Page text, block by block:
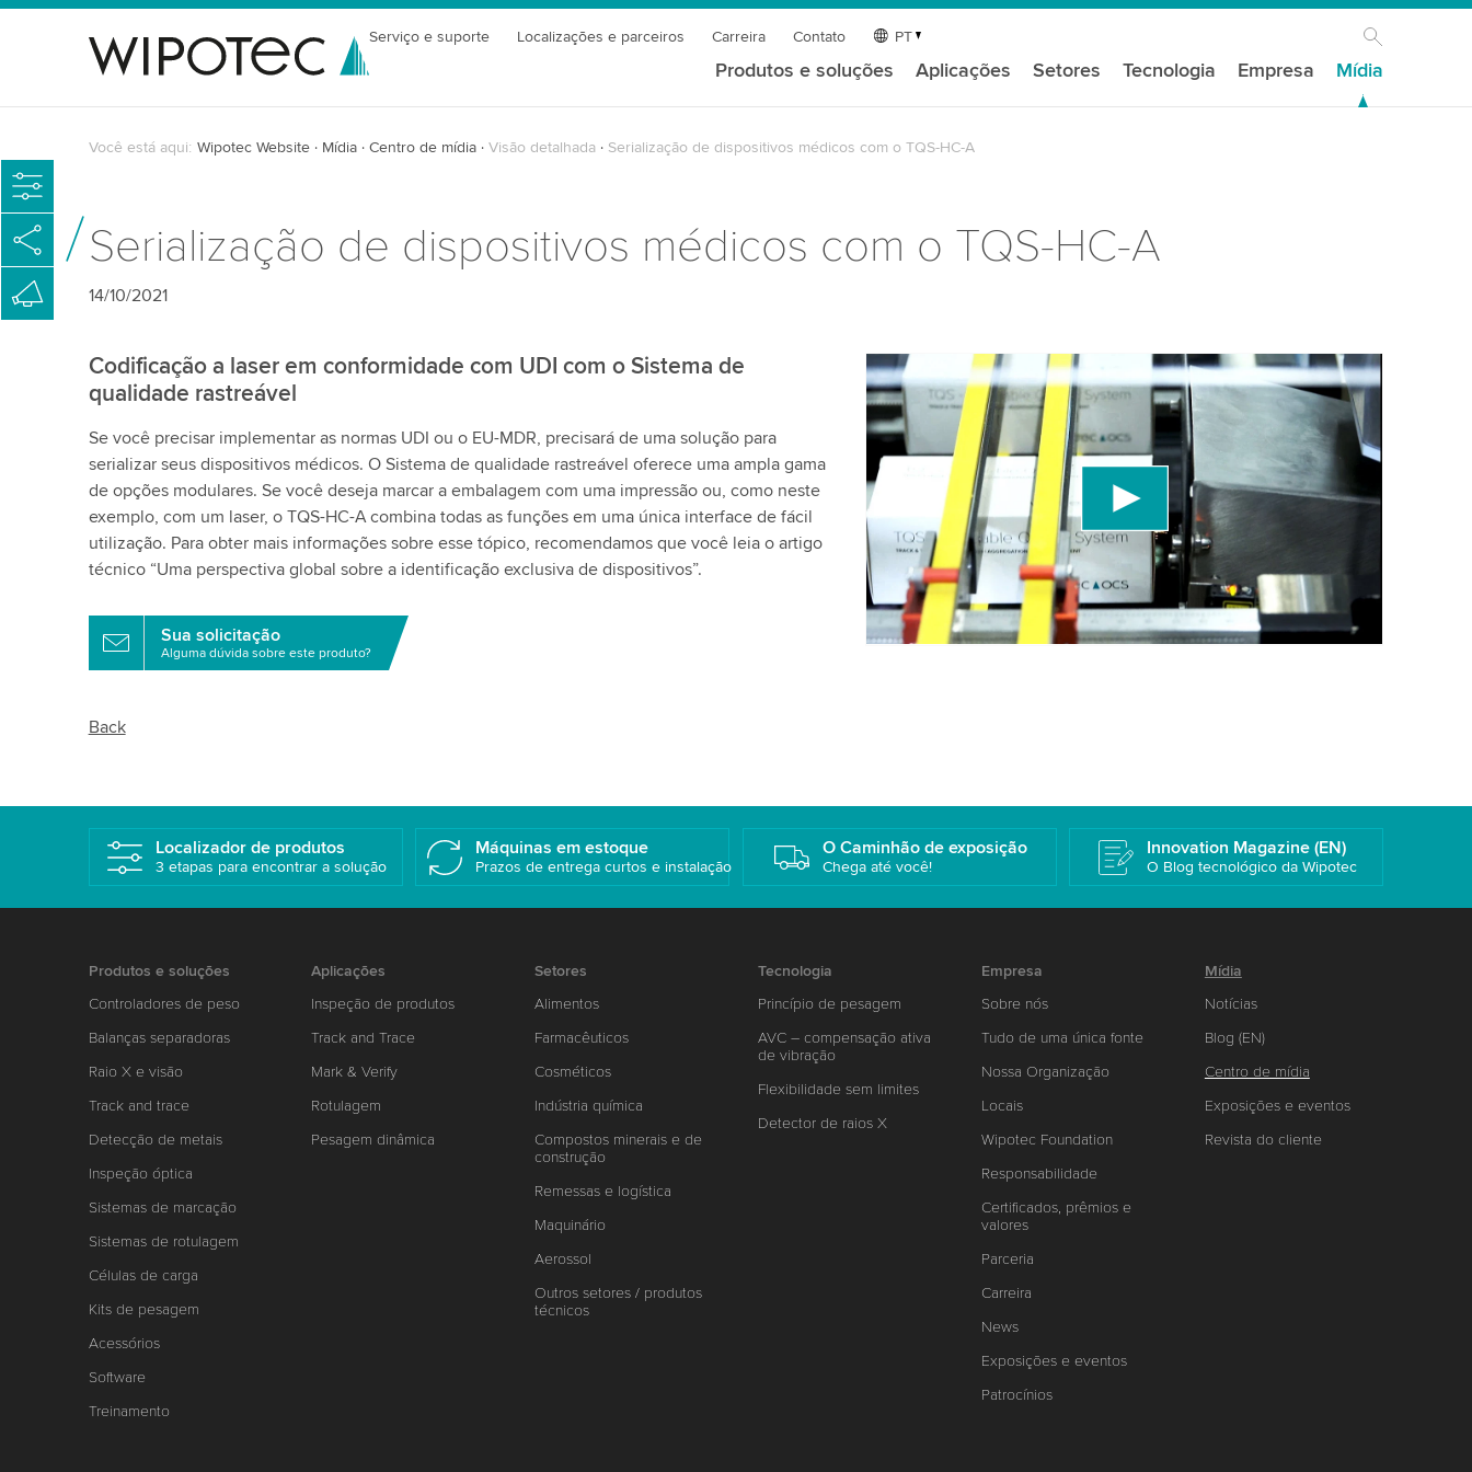
Serviço e suporte Localizações e parceiros Carreira Contato PT
Produtos e soluções Aplicações Setores Tecnologia Empresa Mídia
Você está aqui: Wipotec Website Mídia Centro de mídia Visão detalhada Serialização de dispositivos médicos com o TQS-HC-A
Serialização de dispositivos médicos com o TQS-HC-A
14/10/2021
Precisamos do seu consentimento para carregar o
serviço de vídeo do YouTube!
Utilizamos um serviço de terceiros para incorporar conteúdo
de vídeo que pode coletar dados sobre sua atividade. Por
favor, reveja os detalhes e aceite o serviço para assistir a
este vídeo.
Aceitar Mais informações
Codificação a laser em conformidade com UDI com o Sistema de
qualidade rastreável
Se você precisar implementar as normas UDI ou o EU-MDR, precisará de uma solução para
serializar seus dispositivos médicos. O Sistema de qualidade rastreável oferece uma ampla gama
de opções modulares. Se você deseja marcar a embalagem com uma impressão ou, como neste
exemplo, com um laser, o TQS-HC-A combina todas as funções em uma única interface de fácil
utilização. Para obter mais informações sobre esse tópico, recomendamos que você leia o artigo
técnico “Uma perspectiva global sobre a identificação exclusiva de dispositivos”.
Sua solicitação
Alguma dúvida sobre este produto?
Back
Localizador de produtos
3 etapas para encontrar a solução
Máquinas em estoque
Prazos de entrega curtos e instalação
O Caminhão de exposição
Chega até você!
Innovation Magazine (EN)
O Blog tecnológico da Wipotec
Produtos e soluções
Controladores de peso
Balanças separadoras
Raio X e visão
Track and trace
Detecção de metais
Inspeção óptica
Sistemas de marcação
Sistemas de rotulagem
Células de carga
Kits de pesagem
Acessórios
Software
Treinamento
Aplicações
Inspeção de produtos
Track and Trace
Mark & Verify
Rotulagem
Pesagem dinâmica
Setores
Alimentos
Farmacêuticos
Cosméticos
Indústria química
Compostos minerais e de
construção
Remessas e logística
Maquinário
Aerossol
Outros setores / produtos
técnicos
Tecnologia
Princípio de pesagem
AVC – compensação ativa
de vibração
Flexibilidade sem limites
Detector de raios X
Empresa
Sobre nós
Tudo de uma única fonte
Nossa Organização
Locais
Wipotec Foundation
Responsabilidade
Certificados, prêmios e
valores
Parceria
Carreira
News
Exposições e eventos
Patrocínios
Mídia
Notícias
Blog (EN)
Centro de mídia
Exposições e eventos
Revista do cliente